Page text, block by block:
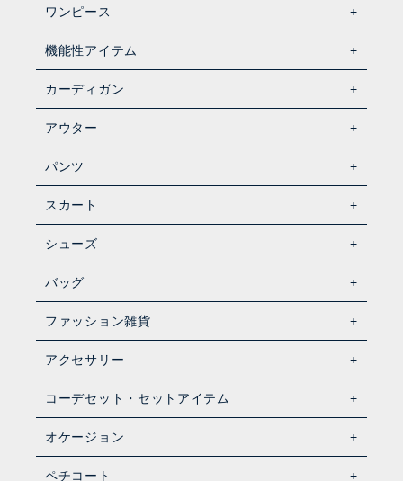
ワンピース
機能性アイテム
カーディガン
アウター
パンツ
スカート
シューズ
バッグ
ファッション雑貨
アクセサリー
コーデセット・セットアイテム
オケージョン
ペチコート